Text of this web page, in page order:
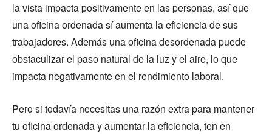
la vista impacta positivamente en las personas, así que
una oficina ordenada sí aumenta la eficiencia de sus
trabajadores. Además una oficina desordenada puede
obstaculizar el paso natural de la luz y el aire, lo que
impacta negativamente en el rendimiento laboral.
Pero si todavía necesitas una razón extra para mantener
tu oficina ordenada y aumentar la eficiencia, ten en